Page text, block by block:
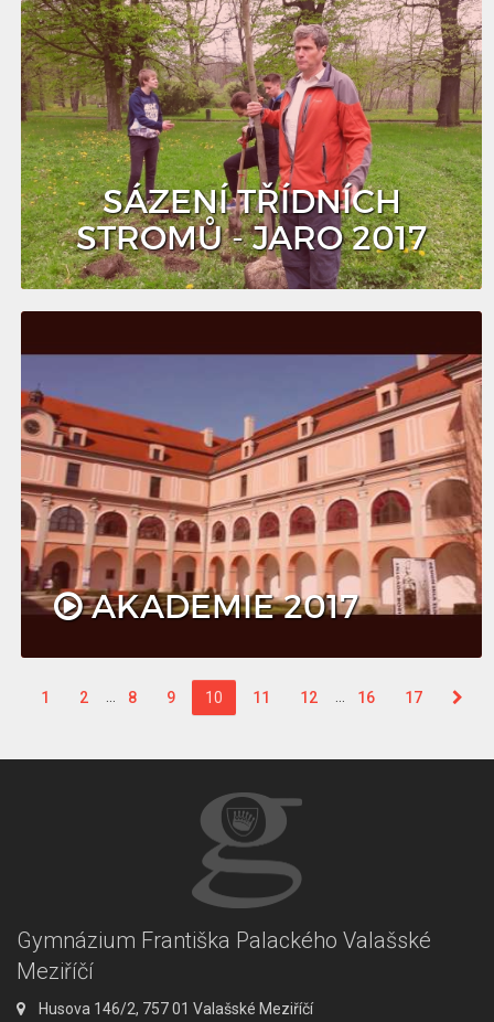
SÁZENÍ TŘÍDNÍCH
STROMŮ - JARO 2017
AKADEMIE 2017
1 2 8 9 10 11 12 16 17
Gymnázium Františka Palackého Valašské
Meziříčí
AHusova 146/2, 757 01 Valašské Meziříčí